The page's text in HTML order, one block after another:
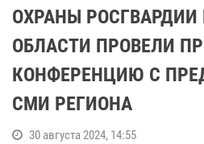
ОХРАНЫ
ОБЛАСТИ ПРОВЕЛИ
КОНФЕРЕНЦИЮ С
СМИ РЕГИОНА
30 августа 2024, 14:55